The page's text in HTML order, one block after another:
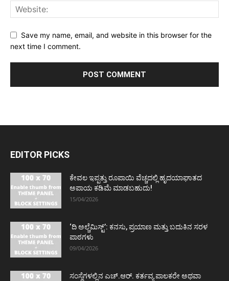
Save my name, email, and website in this browser for the
next time I comment.
EDITOR PICKS
ಕೇವಲ ಇಪ್ಪತ್ತು ರೂಪಾಯಿ ವೆಚ್ಚದಲ್ಲಿ ಹೃದಯಾಘಾತದ
ಅಪಾಯ ಕಡಿಮೆ ಮಾಡಬಹುದು!
15/04/2026
‘ದಿ ಅಲ್ಚೆಮಿಸ್ಟ್’: ಕನಸು, ಪ್ರಯಾಣ ಮತ್ತು ಬದುಕಿನ ಸರಳ
ಪಾಠಗಳು
09/04/2026
ಸಂಸ್ಥೆಗಳಲ್ಲಿನ ಎಚ್.ಆರ್. ಕರ್ತವ್ಯ ಪಾಲಕರೇ ಅಥವಾ